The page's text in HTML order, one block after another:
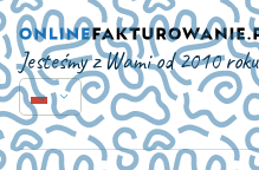
Jesteśmy z Wami od 2010 roku